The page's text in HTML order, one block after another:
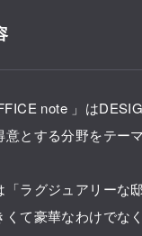
note 」は
とする分野をテー
ラグジュアリーな邸
くて豪華なわけでな